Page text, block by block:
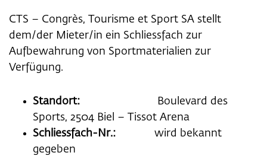
CTS – Congrès, Tourisme et Sport SA stellt
dem/der Mieter/in ein Schliessfach zur
Aufbewahrung von Sportmaterialien zur
Verfügung.
Standort: Boulevard des
Sports, 2504 Biel – Tissot Arena
Schliessfach-Nr.: wird bekannt
gegeben